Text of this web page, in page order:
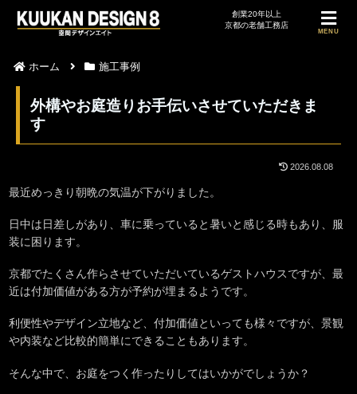
ホーム 施工事例
外構やお庭造りお手伝いさせていただきま
す
2026.08.08
最近めっきり朝晩の気温が下がりました。
日中は日差しがあり、車に乗っていると暑いと感じる時もあり、服
装に困ります。
京都でたくさん作らさせていただいているゲストハウスですが、最
近は付加価値がある方が予約が埋まるようです。
利便性やデザイン立地など、付加価値といっても様々ですが、景観
や内装など比較的簡単にできることもあります。
そんな中で、お庭をつく作ったりしてはいかがでしょうか？
MENU